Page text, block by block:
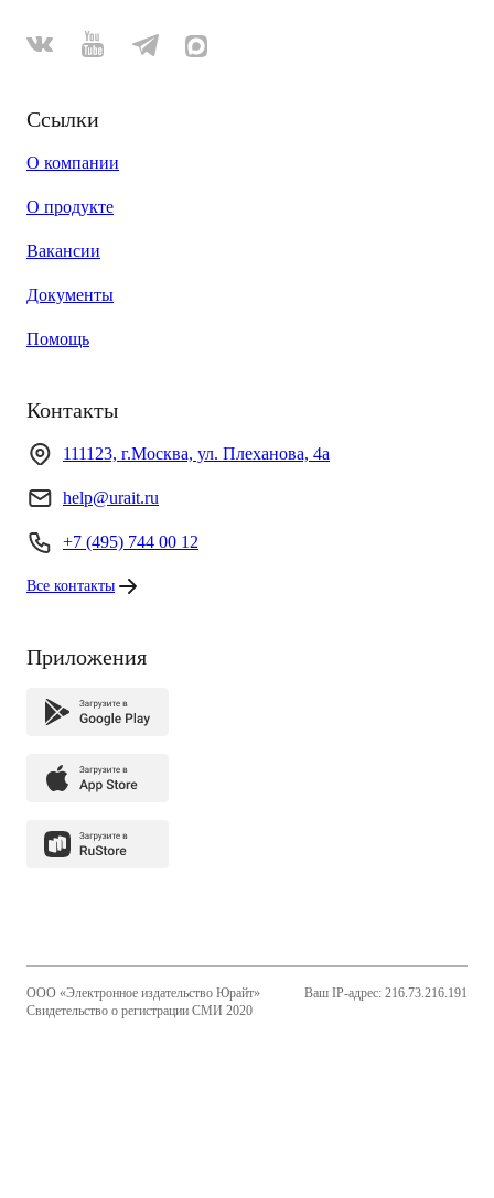
Ссылки
О компании
О продукте
Вакансии
Документы
Помощь
Контакты
111123, г.Москва, ул. Плеханова, 4а
help@urait.ru
+7 (495) 744 00 12
Все контакты
Приложения
ООО «Электронное издательство Юрайт»
Свидетельство о регистрации СМИ 2020
Ваш IP-адрес: 216.73.216.191